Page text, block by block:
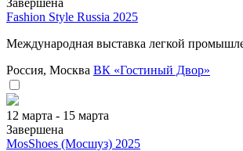
Fashion Style Russia 2025
Международная выставка легкой
Россия, Москва ВК «Гостиный Двор»
12 марта - 15 марта
Завершена
MosShoes (Мосшуз) 2025